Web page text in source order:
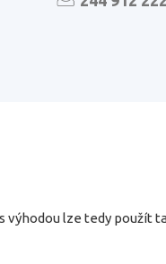
lze tedy použít